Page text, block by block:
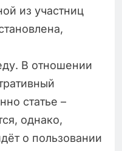
из участниц
В отношении
статье –
однако,
о пользовании